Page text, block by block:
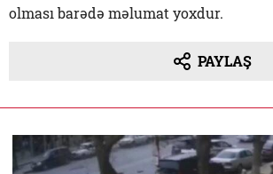
olması barədə məlumat yoxdur.
PAYLAŞ